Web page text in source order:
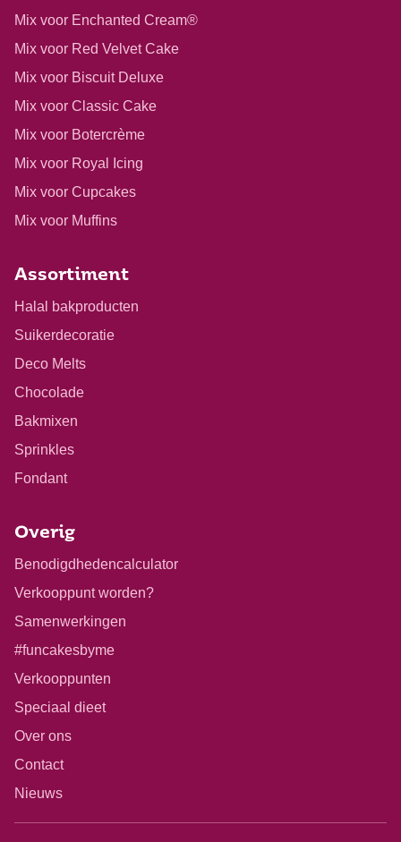
Mix voor Enchanted Cream®
Mix voor Red Velvet Cake
Mix voor Biscuit Deluxe
Mix voor Classic Cake
Mix voor Botercrème
Mix voor Royal Icing
Mix voor Cupcakes
Mix voor Muffins
Assortiment
Halal bakproducten
Suikerdecoratie
Deco Melts
Chocolade
Bakmixen
Sprinkles
Fondant
Overig
Benodigdhedencalculator
Verkooppunt worden?
Samenwerkingen
#funcakesbyme
Verkooppunten
Speciaal dieet
Over ons
Contact
Nieuws